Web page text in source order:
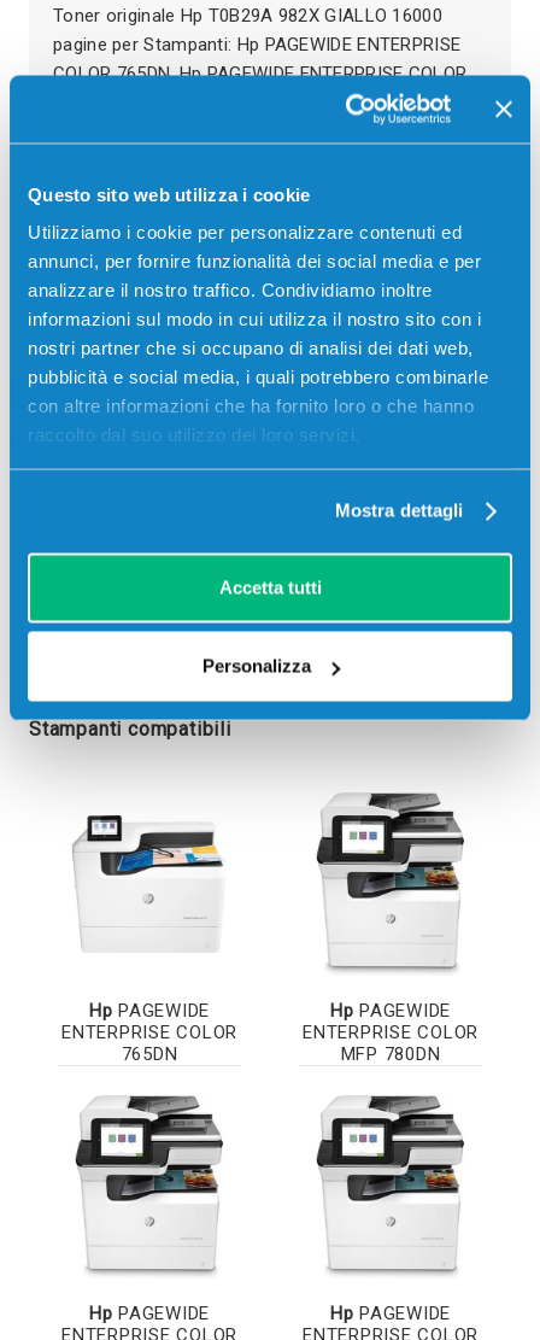
Questo sito web utilizza i cookie
Utilizziamo i cookie per personalizzare contenuti ed
annunci, per fornire funzionalità dei social media e per
analizzare il nostro traffico. Condividiamo inoltre
informazioni sul modo in cui utilizza il nostro sito con i
nostri partner che si occupano di analisi dei dati web,
pubblicità e social media, i quali potrebbero combinarle
con altre informazioni che ha fornito loro o che hanno
raccolto dal suo utilizzo dei loro servizi.
Mostra dettagli
Accetta tutti
Personalizza
Toner originale Hp T0B29A 982X GIALLO 16000
pagine per Stampanti: Hp PAGEWIDE ENTERPRISE
COLOR 765DN, Hp PAGEWIDE ENTERPRISE COLOR
MFP 780DN, Hp PAGEWIDE ENTERPRISE COLOR MFP
780DNS, Hp PAGEWIDE ENTERPRISE COLOR MFP
785ZS
Recensioni
Stampanti compatibili
Hp PAGEWIDE
ENTERPRISE COLOR
765DN
Hp PAGEWIDE
ENTERPRISE COLOR
MFP 780DN
Hp PAGEWIDE
ENTERPRISE COLOR
Hp PAGEWIDE
ENTERPRISE COLOR